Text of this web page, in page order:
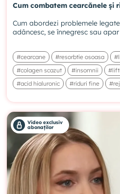
Cum combatem cearcănele și
Cum abordezi problemele
adâncesc, se înnegresc sau
#cearcane #resorbtie osoasa
#colagen scazut
#insomnii
#acid hialuronic
#riduri fine
Video exclusiv
abonaților